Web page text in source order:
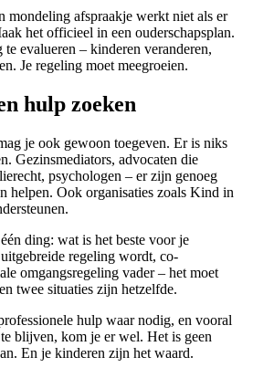
mondeling afspraakje werkt niet als er
het officieel in een ouderschapsplan.
evalueren – kinderen veranderen,
Je regeling moet meegroeien.
hulp zoeken
je ook gewoon toegeven. Er is niks
Gezinsmediators, advocaten die
psychologen – er zijn genoeg
helpen. Ook organisaties zoals Kind in
ding: wat is het beste voor je
regeling wordt, co-
omgangsregeling vader – het moet
twee situaties zijn hetzelfde.
hulp waar nodig, en vooral
blijven, kom je er wel. Het is geen
En je kinderen zijn het waard.